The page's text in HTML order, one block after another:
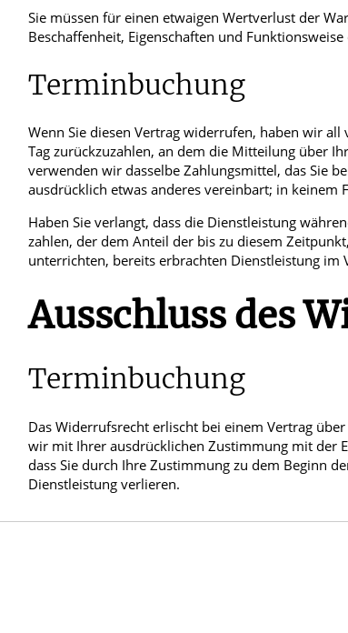
Sie müssen für einen etwaigen Wertverlust der
Beschaffenheit, Eigenschaften und
Terminbuchung
Wenn Sie diesen Vertrag widerrufen, haben wir
Tag zurückzuzahlen, an dem die Mitteilung über
verwenden wir dasselbe Zahlungsmittel, das Sie
ausdrücklich etwas anderes vereinbart; in keinem
Haben Sie verlangt, dass die Dienstleistung
zahlen, der dem Anteil der bis zu diesem
unterrichten, bereits erbrachten Dienstleistung im
Ausschluss des
Terminbuchung
Das Widerrufsrecht erlischt bei einem Vertrag
wir mit Ihrer ausdrücklichen Zustimmung mit der
dass Sie durch Ihre Zustimmung zu dem Beginn
Dienstleistung verlieren.